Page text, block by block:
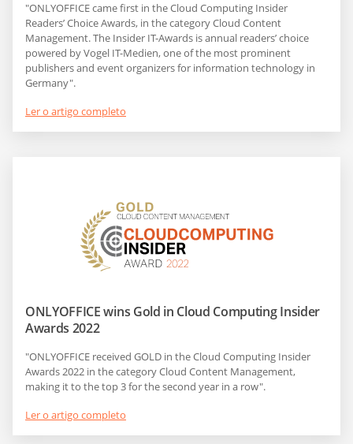
"ONLYOFFICE came first in the Cloud Computing Insider
Readers’ Choice Awards, in the category Cloud Content
Management. The Insider IT-Awards is annual readers’ choice
powered by Vogel IT-Medien, one of the most prominent
publishers and event organizers for information technology in
Germany".
Ler o artigo completo
ONLYOFFICE wins Gold in Cloud Computing Insider
Awards 2022
"ONLYOFFICE received GOLD in the Cloud Computing Insider
Awards 2022 in the category Cloud Content Management,
making it to the top 3 for the second year in a row".
Ler o artigo completo